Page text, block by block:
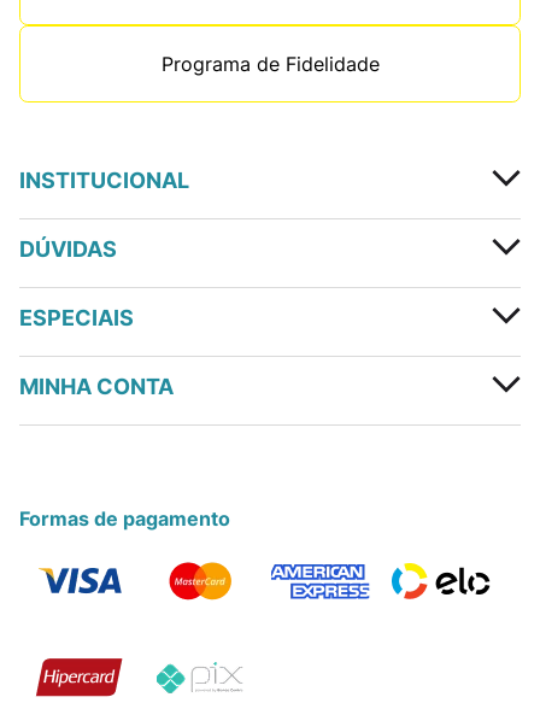
Programa de Fidelidade
INSTITUCIONAL
DÚVIDAS
ESPECIAIS
MINHA CONTA
Formas de pagamento